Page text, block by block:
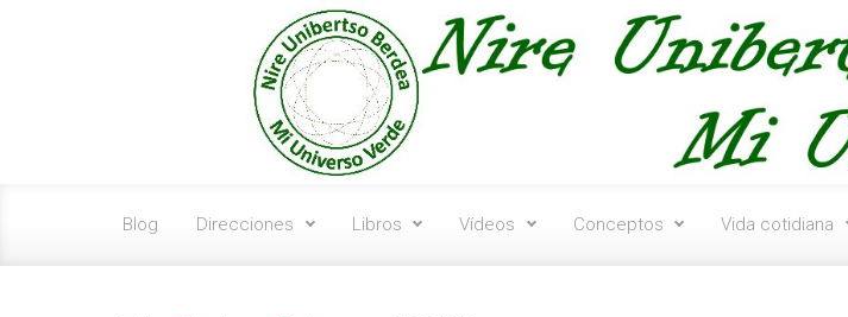
Blog Direcciones Libros Vídeos Conceptos Vida cotidiana